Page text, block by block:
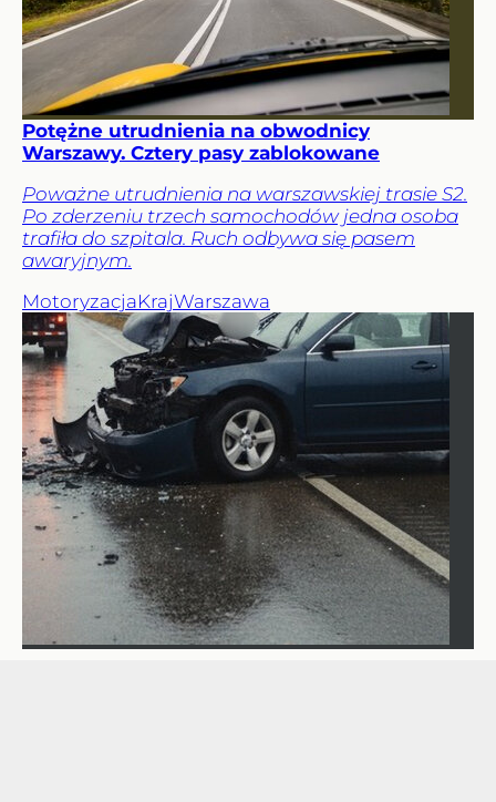
Potężne utrudnienia na obwodnicy
Warszawy. Cztery pasy zablokowane
Poważne utrudnienia na warszawskiej trasie S2.
Po zderzeniu trzech samochodów jedna osoba
trafiła do szpitala. Ruch odbywa się pasem
awaryjnym.
MotoryzacjaKrajWarszawa